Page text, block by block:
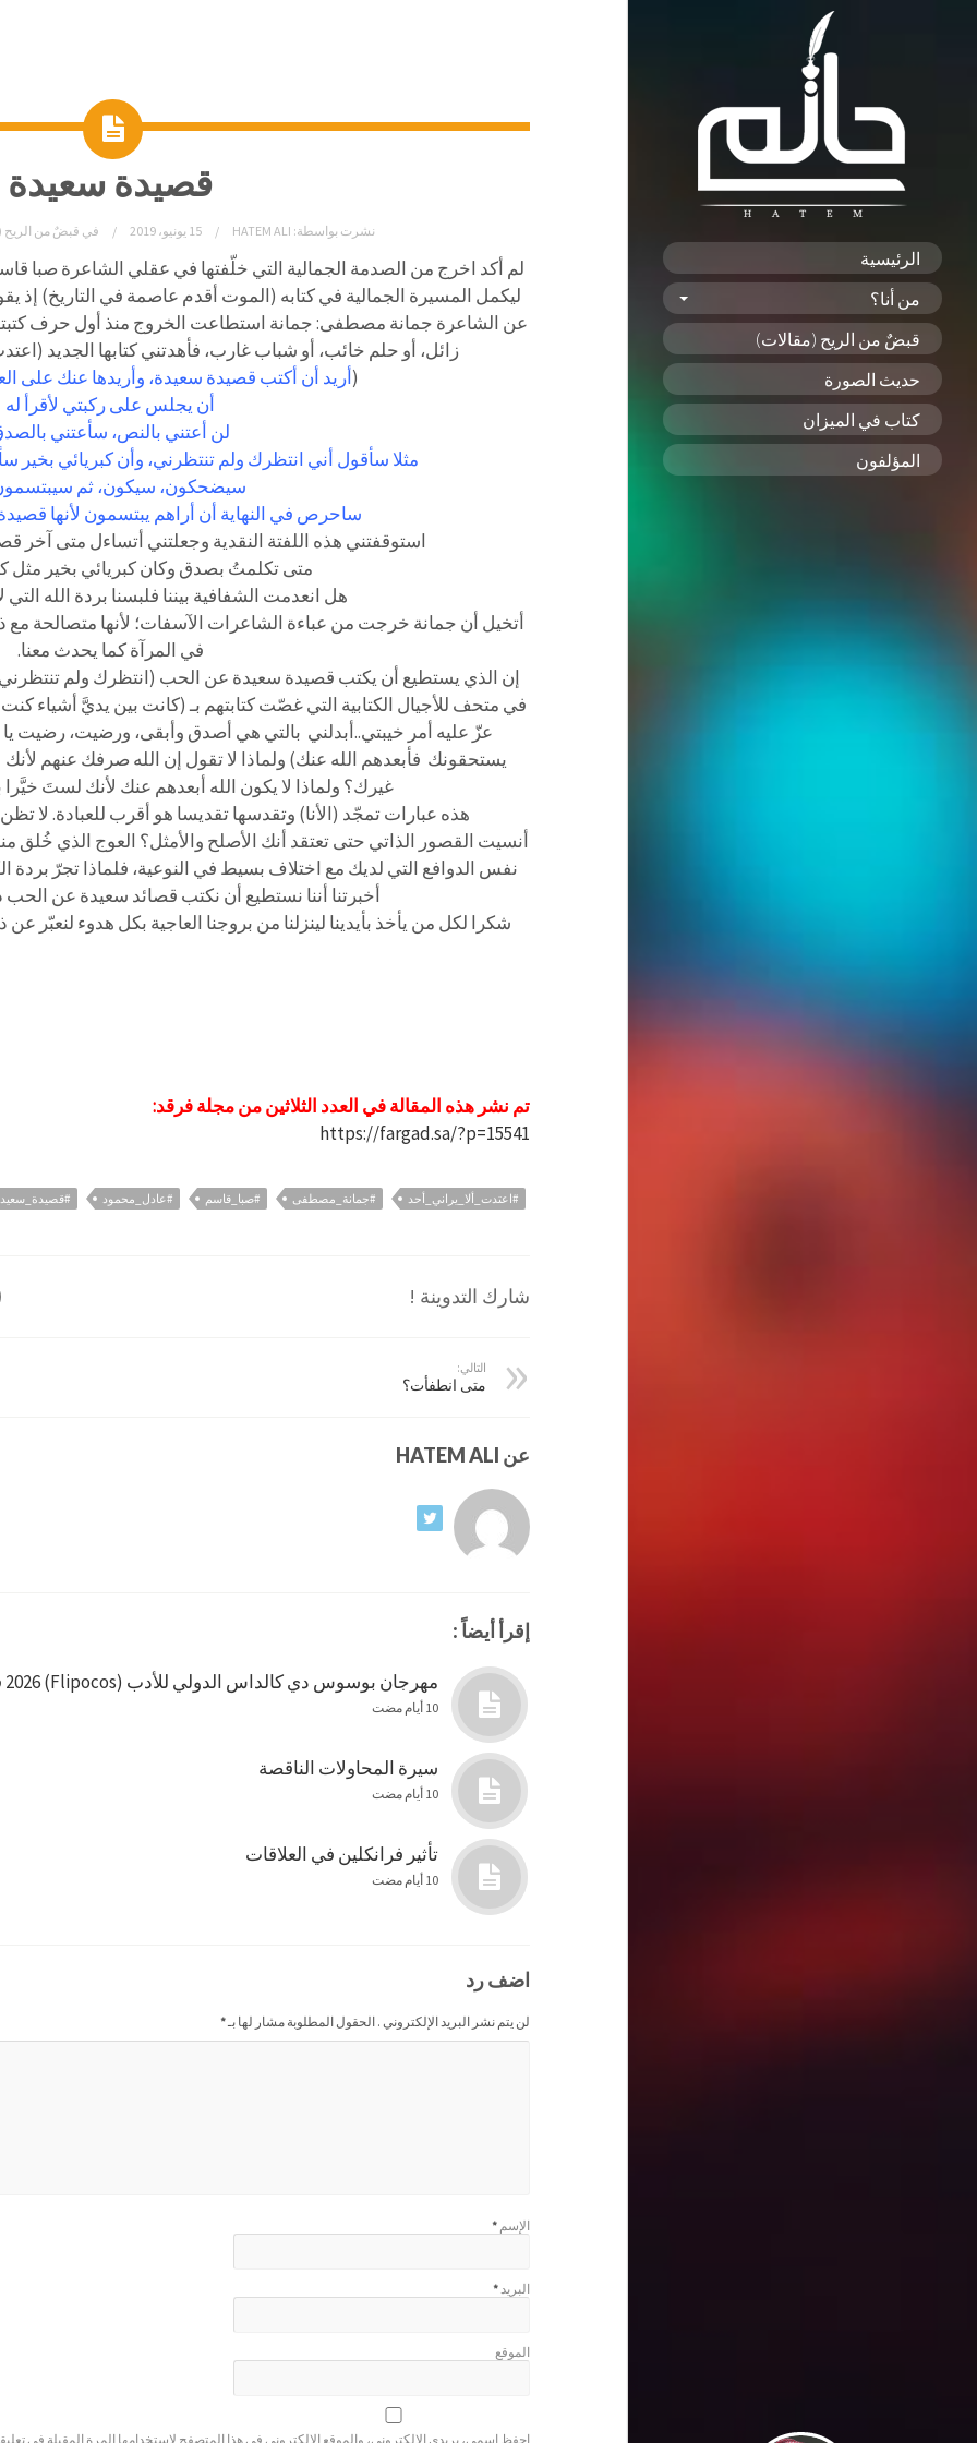
الرئيسية
من أنا؟
قبضٌ من الريح (مقالات)
حديث الصورة
كتاب في الميزان
المؤلفون
قصيدة سعيدة
نشرت بواسطة: HATEM ALI 15 يونيو، 2019 في قبضٌ من الريح
لم أكد اخرج من الصدمة الجمالية التي خلّفتها في عقلي الشاعرة صبا
ليكمل المسيرة الجمالية في كتابه (الموت أقدم عاصمة في التاريخ) إذ
عن الشاعرة جمانة مصطفى: جمانة استطاعت الخروج منذ أول حرف
زائل، أو حلم خائب، أو شباب غارب، فأهدتني كتابها الجديد
(أريد أن أكتب قصيدة سعيدة، وأريدها عنك على
أن يجلس على ركبتي لأقرأ له
لن أعتني بالنص، سأعتني
مثلا سأقول أني انتظرك ولم تنتظرني، وأن كبريائي بخير
سيضحكون، سيكون، ثم
ساحرص في النهاية أن أراهم يبتسمون لأنها
استوقفتني هذه اللفتة النقدية وجعلتني أتساءل متى آخر
متى تكلمتُ بصدق وكان كبريائي بخير مثل
هل انعدمت الشفافية بيننا فلبسنا بردة الله التي
أتخيل أن جمانة خرجت من عباءة الشاعرات الآسفات؛ لأنها متصالحة مع
في المرآة كما يحدث معنا.
إن الذي يستطيع أن يكتب قصيدة سعيدة عن الحب (انتظرك ولم
في متحف للأجيال الكتابية التي غصّت كتابتهم بـ (كانت بين يديَّ أشياء
عزّ عليه أمر خيبتي..أبدلني بالتي هي أصدق وأبقى، ورضيت، رضيت
يستحقونك فأبعدهم الله عنك) ولماذا لا تقول إن الله صرفك عنهم
غيرك؟ ولماذا لا يكون الله أبعدهم عنك لأنك لستَ
هذه عبارات تمجّد (الأنا) وتقدسها تقديسا هو أقرب للعبادة. لا
أنسيت القصور الذاتي حتى تعتقد أنك الأصلح والأمثل؟ العوج الذي خُلق
نفس الدوافع التي لديك مع اختلاف بسيط في النوعية، فلماذا تجرّ
أخبرتنا أننا نستطيع أن نكتب قصائد سعيدة عن الحب
شكرا لكل من يأخذ بأيدينا لينزلنا من بروجنا العاجية بكل هدوء لنعبّر عن
تم نشر هذه المقالة في العدد الثلاثين من مجلة فرقد:
https://fargad.sa/?p=15541
#اعتدت_ألا_يراني_أحد #جمانة_مصطفى #صبا_قاسم #عادل_محمود
شارك التدوينة !
التالي:
متى انطفأت؟
عن HATEM ALI
إقرأ أيضاً :
مهرجان بوسوس دي كالداس الدولي للأدب (Flipocos) 2026 في البرازيل
10 أيام مضت
سيرة المحاولات الناقصة
10 أيام مضت
تأثير فرانكلين في العلاقات
10 أيام مضت
اضف رد
لن يتم نشر البريد الإلكتروني . الحقول المطلوبة مشار لها بـ*
الإسم *
البريد*
الموقع
احفظ اسمي، بريدي الإلكتروني، والموقع الإلكتروني في هذا المتصفح لاستخدامها المرة المقبلة في